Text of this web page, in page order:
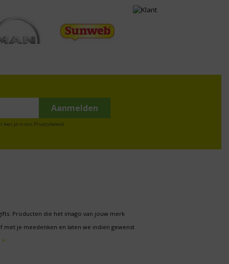
lees je in ons Privacybeleid
Producten die het imago van jouw merk
je meedenken en laten we indien gewenst
>